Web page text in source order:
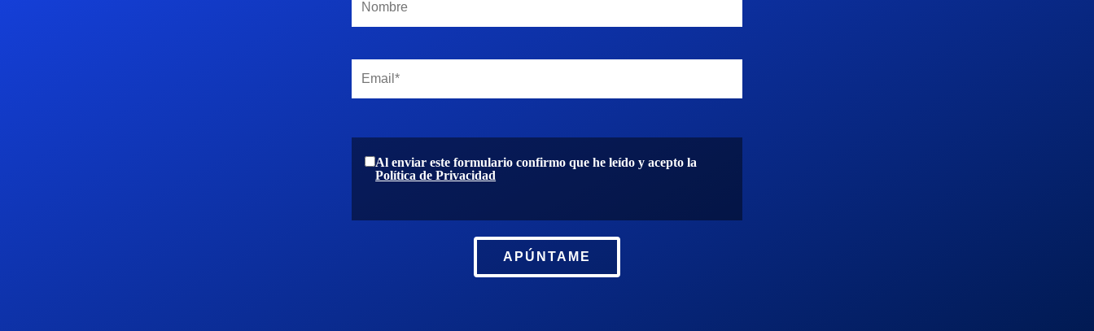
Al enviar este formulario confirmo que he leído y acepto la
Política de Privacidad
APÚNTAME